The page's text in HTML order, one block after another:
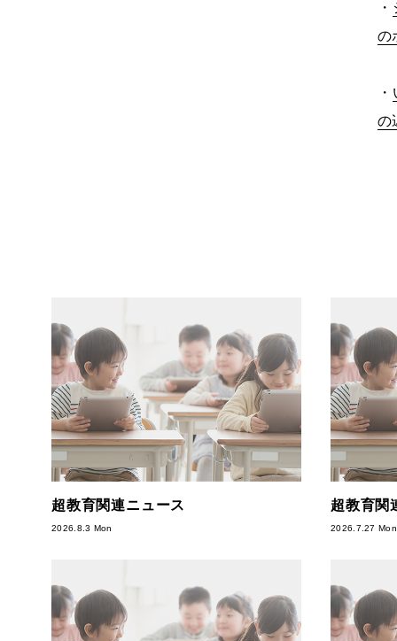
・
の
・
の
超教育関連ニュース
2026.8.3 Mon
超教育関
2026.7.27 Mon